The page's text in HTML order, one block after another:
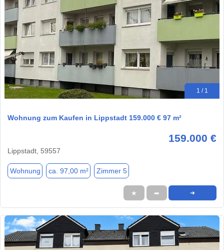
1 / 1
Wohnung zum Kaufen in Lippstadt 159.000 € 97 m²
159.000 €
Lippstadt, 59557
Wohnung ca. 97,00 m² Zimmer 5
★ ➦ ➜